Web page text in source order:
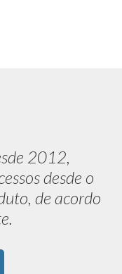
2012,
desde o
de acordo